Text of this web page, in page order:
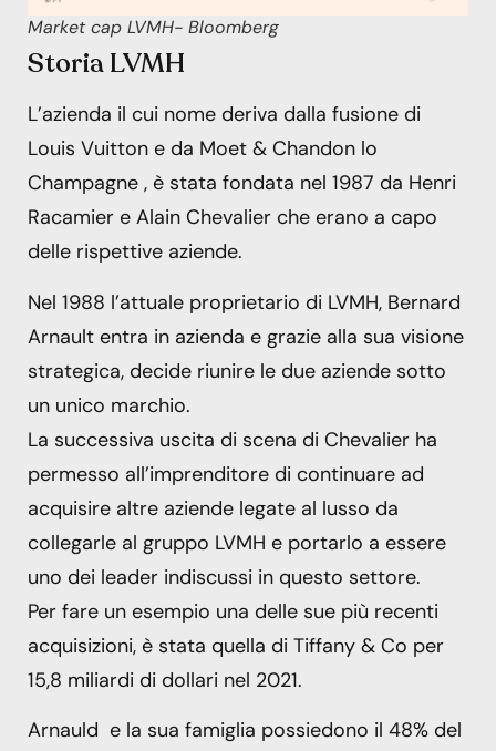
Market cap LVMH- Bloomberg
Storia LVMH
L’azienda il cui nome deriva dalla fusione di
Louis Vuitton e da Moet & Chandon lo
Champagne , è stata fondata nel 1987 da Henri
Racamier e Alain Chevalier che erano a capo
delle rispettive aziende.
Nel 1988 l’attuale proprietario di LVMH, Bernard
Arnault entra in azienda e grazie alla sua visione
strategica, decide riunire le due aziende sotto
un unico marchio.
La successiva uscita di scena di Chevalier ha
permesso all’imprenditore di continuare ad
acquisire altre aziende legate al lusso da
collegarle al gruppo LVMH e portarlo a essere
uno dei leader indiscussi in questo settore.
Per fare un esempio una delle sue più recenti
acquisizioni, è stata quella di Tiffany & Co per
15,8 miliardi di dollari nel 2021.
Arnauld e la sua famiglia possiedono il 48% del